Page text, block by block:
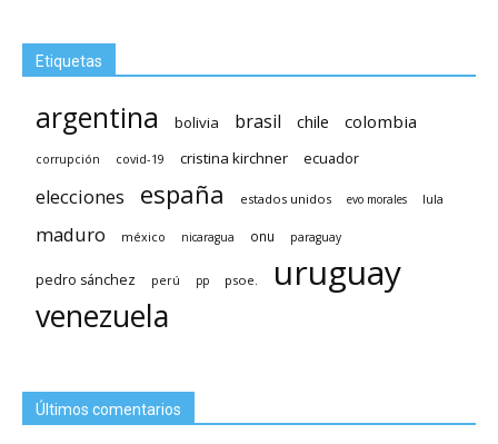
Etiquetas
argentina bolivia brasil chile colombia
corrupción covid-19 cristina kirchner ecuador
elecciones españa estados unidos evo morales lula
maduro méxico nicaragua onu paraguay
pedro sánchez perú pp psoe. uruguay
venezuela
Últimos comentarios